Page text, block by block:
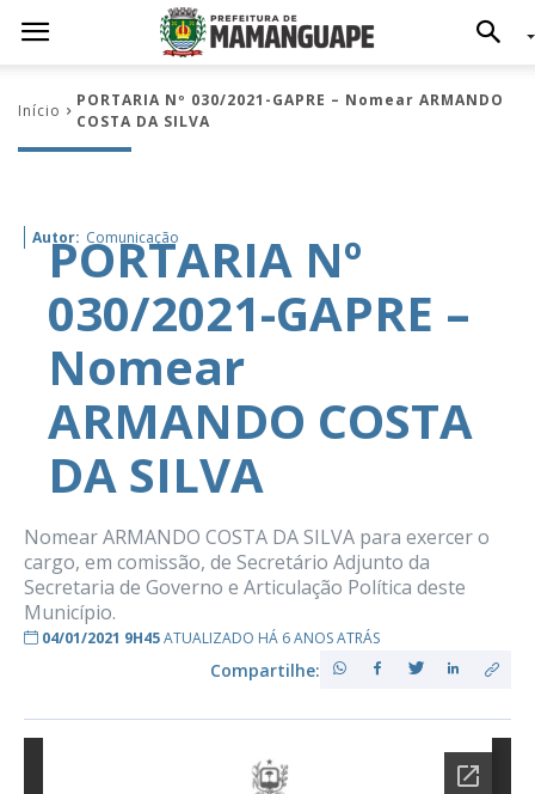
Início
PORTARIA Nº 030/2021-GAPRE – Nomear ARMANDO
COSTA DA SILVA
Autor: Comunicação
PORTARIA Nº
030/2021-GAPRE –
Nomear
ARMANDO COSTA
DA SILVA
Nomear ARMANDO COSTA DA SILVA para exercer o
cargo, em comissão, de Secretário Adjunto da
Secretaria de Governo e Articulação Política deste
Município.
04/01/2021 9H45ATUALIZADO HÁ 6 ANOS ATRÁS
Compartilhe: